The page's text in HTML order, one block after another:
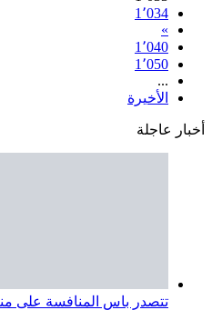
1٬034
»
1٬040
1٬050
...
الأخيرة
أخبار عاجلة
تتصدر باس المنافسة على